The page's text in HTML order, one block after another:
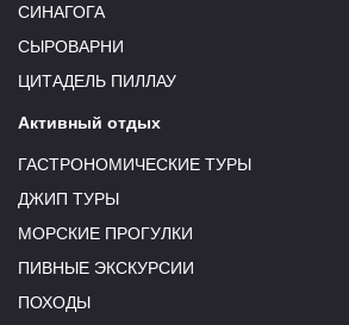
СИНАГОГА
СЫРОВАРНИ
ЦИТАДЕЛЬ ПИЛЛАУ
Активный отдых
ГАСТРОНОМИЧЕСКИЕ ТУРЫ
ДЖИП ТУРЫ
МОРСКИЕ ПРОГУЛКИ
ПИВНЫЕ ЭКСКУРСИИ
ПОХОДЫ